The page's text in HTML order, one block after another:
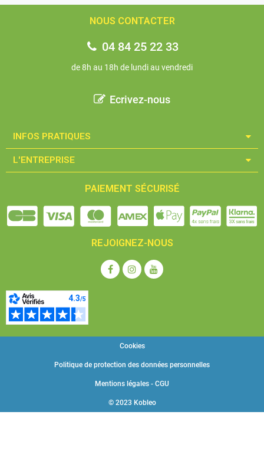
NOUS CONTACTER
04 84 25 22 33
de 8h au 18h de lundi au vendredi
Ecrivez-nous
INFOS PRATIQUES​
L'ENTREPRISE​
PAIEMENT SÉCURISÉ
REJOIGNEZ-NOUS
© 2023 Kobleo
Mentions légales - CGU
Politique de protection des données personnelles
Cookies